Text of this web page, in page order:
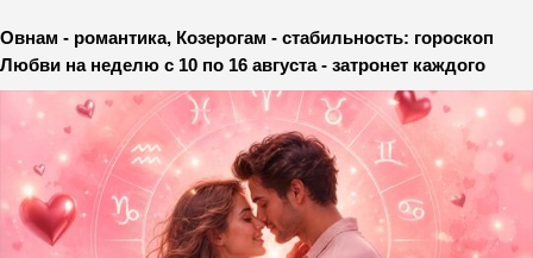
Овнам - романтика, Козерогам - стабильность: гороскоп
Любви на неделю с 10 по 16 августа - затронет каждого